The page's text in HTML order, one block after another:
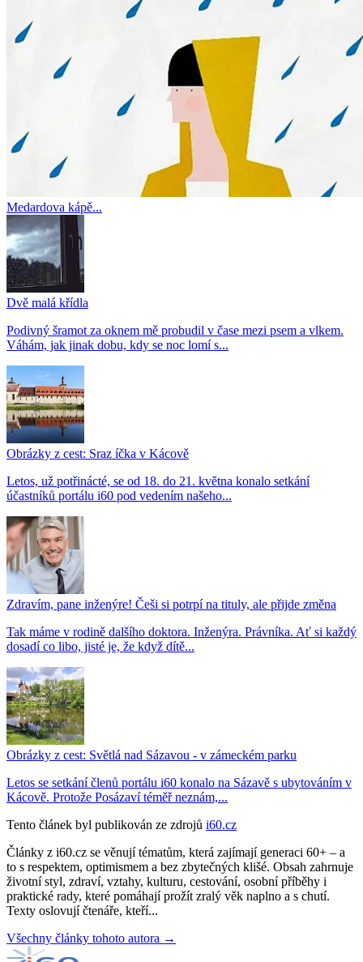
Medardova kápě...
Dvě malá křídla
Podivný šramot za oknem mě probudil v čase mezi psem a vlkem.
Váhám, jak jinak dobu, kdy se noc lomí s...
Obrázky z cest: Sraz íčka v Kácově
Letos, už potřinácté, se od 18. do 21. května konalo setkání
účastníků portálu i60 pod vedením našeho...
Zdravím, pane inženýre! Češi si potrpí na tituly, ale přijde změna
Tak máme v rodině dalšího doktora. Inženýra. Právníka. Ať si každý
dosadí co libo, jisté je, že když dítě...
Obrázky z cest: Světlá nad Sázavou - v zámeckém parku
Letos se setkání členů portálu i60 konalo na Sázavě s ubytováním v
Kácově. Protože Posázaví téměř neznám,...
Tento článek byl publikován ze zdrojů i60.cz
Články z i60.cz se věnují tématům, která zajímají generaci 60+ – a
to s respektem, optimismem a bez zbytečných klišé. Obsah zahrnuje
životní styl, zdraví, vztahy, kulturu, cestování, osobní příběhy i
praktické rady, které pomáhají prožít zralý věk naplno a s chutí.
Texty oslovují čtenáře, kteří...
Všechny články tohoto autora →